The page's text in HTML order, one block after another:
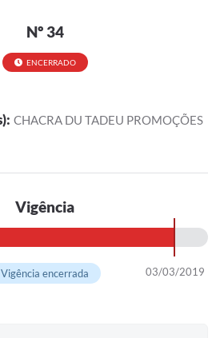
Nº 34
ENCERRADO
CHACRA DU TADEU PROMOÇÕES
Vigência
03/03/2019
Vigência encerrada